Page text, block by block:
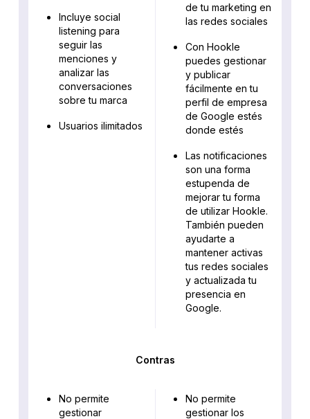
Incluye social
listening para
seguir las
menciones y
analizar las
conversaciones
sobre tu marca
Usuarios ilimitados
de tu marketing en
las redes sociales
Con Hookle
puedes gestionar
y publicar
fácilmente en tu
perfil de empresa
de Google estés
donde estés
Las notificaciones
son una forma
estupenda de
mejorar tu forma
de utilizar Hookle.
También pueden
ayudarte a
mantener activas
tus redes sociales
y actualizada tu
presencia en
Google.
Contras
No permite
gestionar
No permite
gestionar los